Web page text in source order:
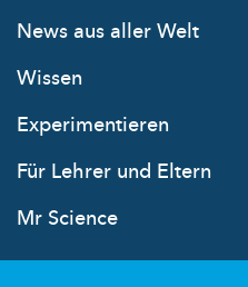
News aus aller Welt
Wissen
Experimentieren
Für Lehrer und Eltern
Mr Science